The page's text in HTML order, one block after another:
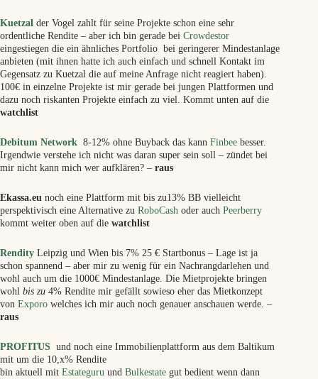
Kuetzal der Vogel zahlt für seine Projekte schon eine sehr
ordentliche Rendite – aber ich bin gerade bei Crowdestor
eingestiegen die ein ähnliches Portfolio bei geringerer Mindestanlage
anbieten (mit ihnen hatte ich auch einfach und schnell Kontakt im
Gegensatz zu Kuetzal die auf meine Anfrage nicht reagiert haben).
100€ in einzelne Projekte ist mir gerade bei jungen Plattformen und
dazu noch riskanten Projekte einfach zu viel. Kommt unten auf die
watchlist
Debitum Network 8-12% ohne Buyback das kann Finbee besser.
Irgendwie verstehe ich nicht was daran super sein soll – zündet bei
mir nicht kann mich wer aufklären? – raus
Ekassa.eu noch eine Plattform mit bis zu13% BB vielleicht
perspektivisch eine Alternative zu RoboCash oder auch Peerberry
kommt weiter oben auf die watchlist
Rendity Leipzig und Wien bis 7% 25 € Startbonus – Lage ist ja
schon spannend – aber mir zu wenig für ein Nachrangdarlehen und
wohl auch um die 1000€ Mindestanlage. Die Mietprojekte bringen
wohl bis zu 4% Rendite mir gefällt sowieso eher das Mietkonzept
von Exporo welches ich mir auch noch genauer anschauen werde. –
raus
PROFITUS und noch eine Immobilienplattform aus dem Baltikum
mit um die 10,x% Rendite
bin aktuell mit Estateguru und Bulkestate gut bedient wenn dann